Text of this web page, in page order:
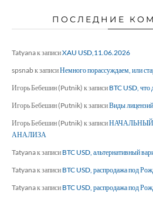
ПОСЛЕДНИЕ
Tatyanaк записиXAU USD,11.06.2026
spsnabк записиНемного порассуждаем, или
Игорь Бебешин (Putnik) к записи BTC USD, что
Игорь Бебешин (Putnik) к записиВиды лицензий
Игорь Бебешин (Putnik) к записи
АНАЛИЗА
Tatyanaк записи BTC USD, альтернативный
Tatyanaк записи BTC USD, распродажа под
Tatyanaк записи BTC USD, распродажа под